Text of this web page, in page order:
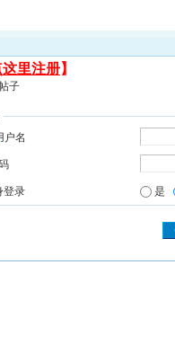
这里注册】
子
户名
登录 是